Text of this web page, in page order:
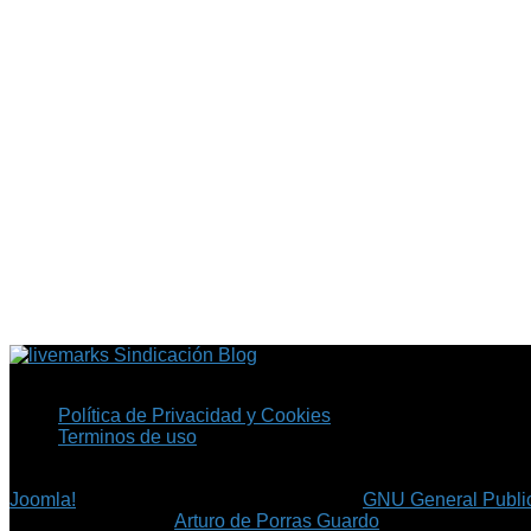
Sindicación Blog
Política de Privacidad y Cookies
Terminos de uso
Joomla!
GNU General
©Arturo de Porras Guardo